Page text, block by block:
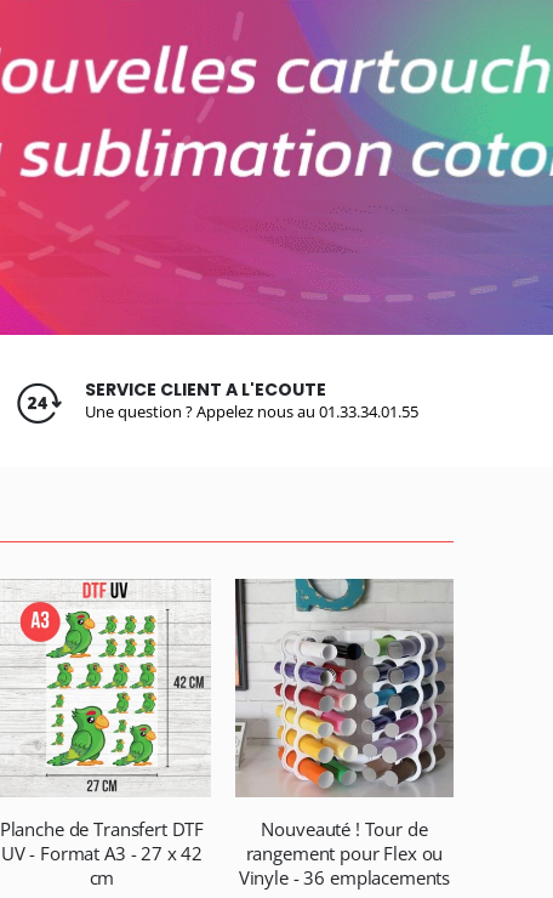
SERVICE CLIENT A L'ECOUTE
Une question ? Appelez nous au 01.33.34.01.55
Planche de Transfert DTF
UV - Format A3 - 27 x 42
cm
Nouveauté ! Tour de
rangement pour Flex ou
Vinyle - 36 emplacements